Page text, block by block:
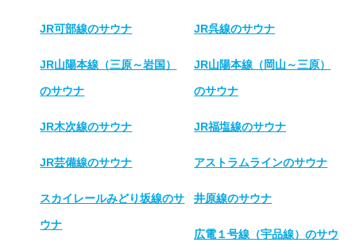
JR可部線のサウナ JR呉線のサウナ
JR山陽本線（三原～岩国）
のサウナ
JR山陽本線（岡山～三原）
のサウナ
JR木次線のサウナ JR福塩線のサウナ
JR芸備線のサウナ アストラムラインのサウナ
スカイレールみどり坂線のサ
ウナ
井原線のサウナ
広電１号線（宇品線）のサウ